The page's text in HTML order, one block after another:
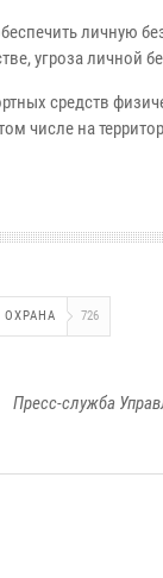
личную
угроза личной
средств
числе на
ОХРАНА 726
Пресс-служба